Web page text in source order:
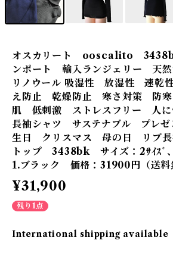
オスカリート ooscalito
ンポート 輸入ランジェリー 天
リノウール 吸湿性 放湿性 速
え防止 乾燥防止 寒さ対策 防
肌 低刺激 ストレスフリー 人
長袖シャツ サステナブル プレ
生日 クリスマス 母の日 リブ長
トップ 3438bk サイズ：2ｻｲｽﾞ
1.ブラック 価格：31900円（送料
¥31,900
残り1点
International shipping available